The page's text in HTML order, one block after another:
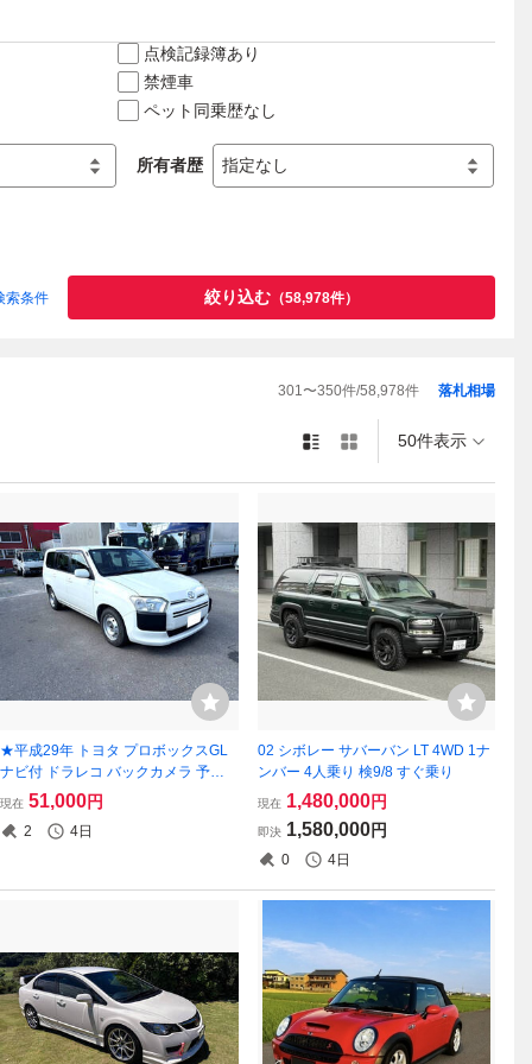
点検記録簿あり
禁煙車
ペット同乗歴なし
所有者歴
索条件 絞り込む （58,978件）
301〜350件/58,978件 落札相場
50件表示
★平成29年 トヨタ プロボックスGL
ナビ付 ドラレコ バックカメラ 予備
検査付★
現在 51,000円
2 4日
02 シボレー サバーバン LT 4WD 1ナ
ンバー 4人乗り 検9/8 すぐ乗り
現在 1,480,000円
即決 1,580,000円
0 4日